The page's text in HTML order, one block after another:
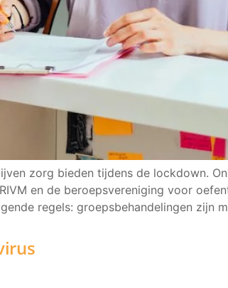
zorg bieden tijdens de lockdown.
en de beroepsvereniging voor
regels: groepsbehandelingen zijn